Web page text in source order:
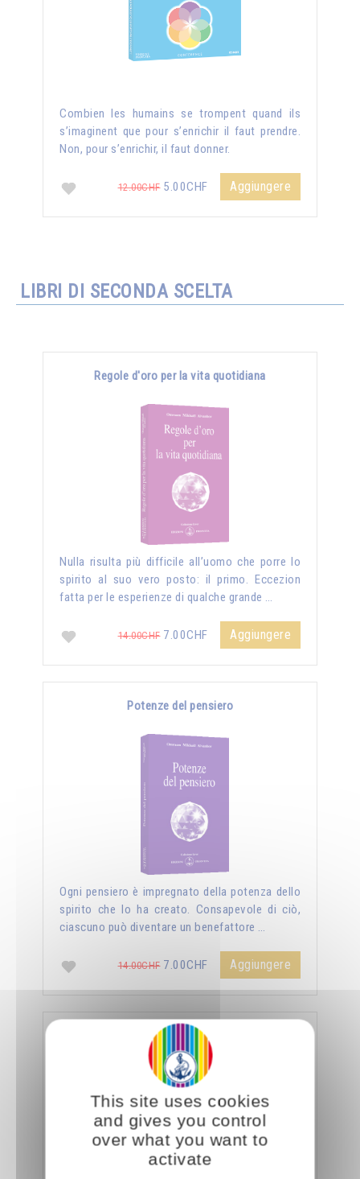
Combien les humains se trompent quand ils
s’imaginent que pour s’enrichir il faut prendre.
Non, pour s’enrichir, il faut donner.
12.00CHF5.00CHF Aggiungere
LIBRI DI SECONDA SCELTA
Regole d'oro per la vita quotidiana
Nulla risulta più difficile all’uomo che porre lo
spirito al suo vero posto: il primo. Eccezion
fatta per le esperienze di qualche grande …
14.00CHF7.00CHF Aggiungere
Potenze del pensiero
Ogni pensiero è impregnato della potenza dello
spirito che lo ha creato. Consapevole di ciò,
ciascuno può diventare un benefattore …
14.00CHF7.00CHF Aggiungere
La sessualità forza del cielo
This site uses cookies
and gives you control
over what you want to
activate